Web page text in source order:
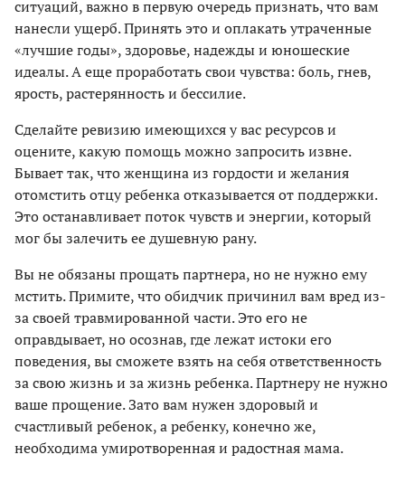
ситуаций, важно в первую очередь признать, что вам
нанесли ущерб. Принять это и оплакать утраченные
«лучшие годы», здоровье, надежды и юношеские
идеалы. А еще проработать свои чувства: боль, гнев,
ярость, растерянность и бессилие.
Сделайте ревизию имеющихся у вас ресурсов и
оцените, какую помощь можно запросить извне.
Бывает так, что женщина из гордости и желания
отомстить отцу ребенка отказывается от поддержки.
Это останавливает поток чувств и энергии, который
мог бы залечить ее душевную рану.
Вы не обязаны прощать партнера, но не нужно ему
мстить. Примите, что обидчик причинил вам вред из-
за своей травмированной части. Это его не
оправдывает, но осознав, где лежат истоки его
поведения, вы сможете взять на себя ответственность
за свою жизнь и за жизнь ребенка. Партнеру не нужно
ваше прощение. Зато вам нужен здоровый и
счастливый ребенок, а ребенку, конечно же,
необходима умиротворенная и радостная мама.